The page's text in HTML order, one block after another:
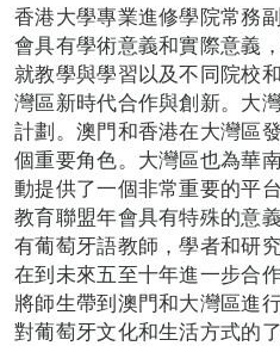
香港大學專業進修學院常務
會具有學術意義和實際意義
就教學與學習以及不同院校
灣區新時代合作與創新。大
計劃。澳門和香港在大灣區
個重要角色。大灣區也為華
動提供了一個非常重要的平
教育聯盟年會具有特殊的意
有葡萄牙語教師，學者和研
在到未來五至十年進一步合
將師生帶到澳門和大灣區進
對葡萄牙文化和生活方式的了